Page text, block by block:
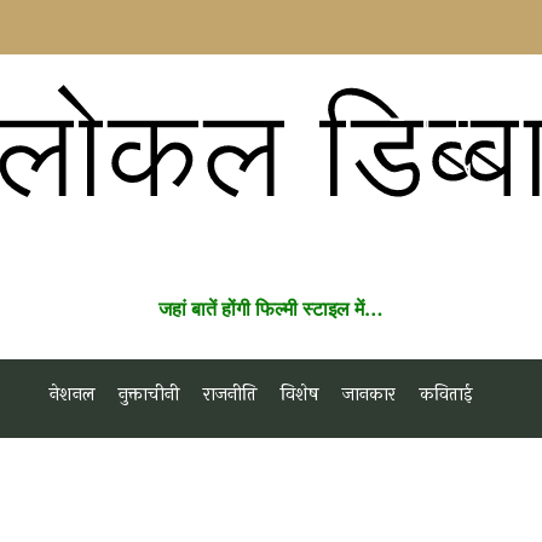
जहां बातें होंगी फिल्मी स्टाइल में…
नेशनल नुक्ताचीनी राजनीति विशेष जानकार कविताई